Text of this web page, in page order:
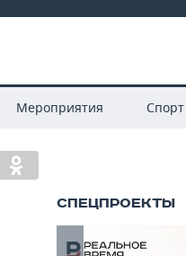
Мероприятия Спорт